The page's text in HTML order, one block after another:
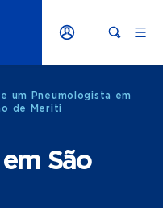
um Pneumologista em
de Meriti
São